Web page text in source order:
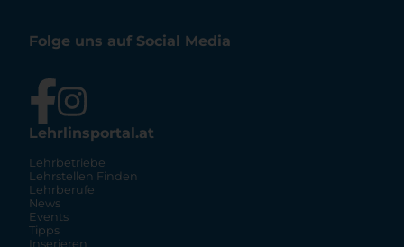
Folge uns auf Social Media
Lehrlinsportal.at
Lehrbetriebe
Lehrstellen Finden
Lehrberufe
News
Events
Tipps
Inserieren